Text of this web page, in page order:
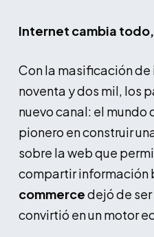
Internet cambia
Con la masificación de
noventa y dos mil, los
nuevo canal: el
pionero en construir
sobre la web que
compartir información
commercedejó de
convirtió en un motor